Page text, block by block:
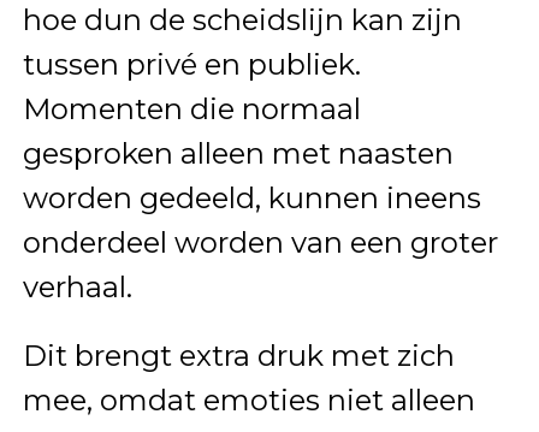
hoe dun de scheidslijn kan zijn
tussen privé en publiek.
Momenten die normaal
gesproken alleen met naasten
worden gedeeld, kunnen ineens
onderdeel worden van een groter
verhaal.
Dit brengt extra druk met zich
mee, omdat emoties niet alleen